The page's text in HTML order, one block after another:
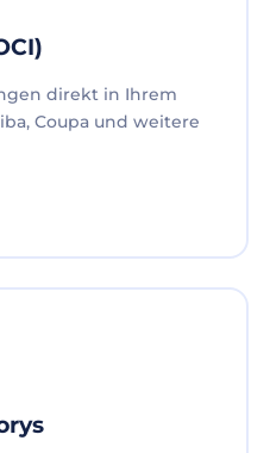
direkt in Ihrem
Coupa und weitere